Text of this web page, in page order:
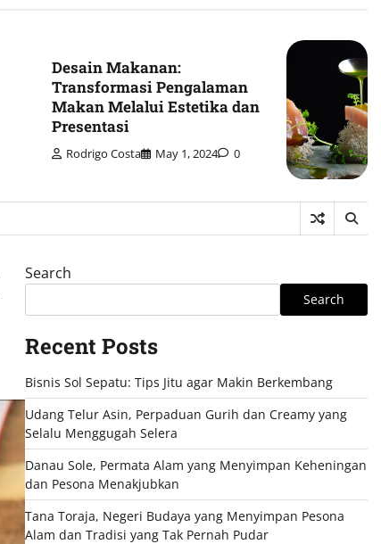
Desain Makanan:
Transformasi Pengalaman
Makan Melalui Estetika dan
Presentasi
Rodrigo Costa May 1, 2024 0
Search
Search
Recent Posts
Bisnis Sol Sepatu: Tips Jitu agar Makin Berkembang
Udang Telur Asin, Perpaduan Gurih dan Creamy yang
Selalu Menggugah Selera
Danau Sole, Permata Alam yang Menyimpan Keheningan
dan Pesona Menakjubkan
Tana Toraja, Negeri Budaya yang Menyimpan Pesona
Alam dan Tradisi yang Tak Pernah Pudar